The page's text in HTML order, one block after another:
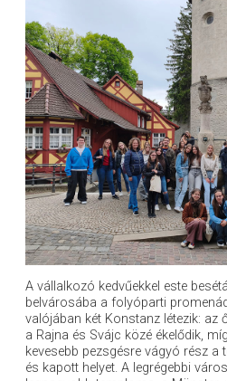
A vállalkozó kedvűekkel este
belvárosába a folyóparti
valójában két Konstanz létezik: az
a Rajna és Svájc közé ékelődik,
kevesebb pezsgésre vágyó rész
és kapott helyet. A legrégebbi